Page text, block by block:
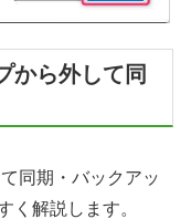
から外して同
同期・バックアッ
く解説します。